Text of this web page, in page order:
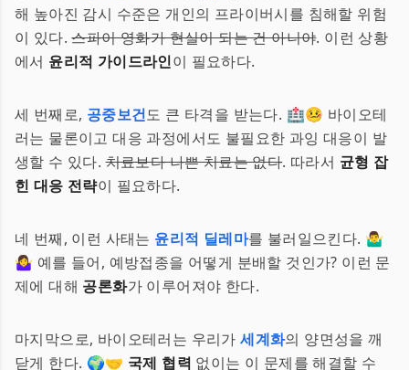
해 높아진 감시 수준은 개인의 프라이버시를 침해할 위험
이 있다.스파이 영화가 현실이 되는 건 아니야. 이런 상황
에서 윤리적 가이드라인이 필요하다.
세 번째로, 공중보건도 큰 타격을 받는다. 🏥🤒 바이오테
러는 물론이고 대응 과정에서도 불필요한 과잉 대응이 발
생할 수 있다.치료보다 나쁜 치료는 없다. 따라서 균형 잡
힌 대응 전략이 필요하다.
네 번째, 이런 사태는 윤리적 딜레마를 불러일으킨다. 🤷‍♂️
🤷‍♀️ 예를 들어, 예방접종을 어떻게 분배할 것인가? 이런 문
제에 대해 공론화가 이루어져야 한다.
마지막으로, 바이오테러는 우리가세계화의 양면성을 깨
닫게 한다. 🌍🤝 국제 협력 없이는 이 문제를 해결할 수